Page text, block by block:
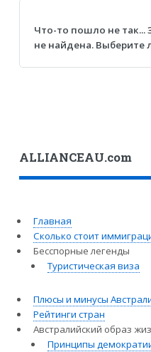
Что-то пошло не так...
не найдена. Выберите
ALLIANCEAU.com
Главная
Сколько стоит
Бесспорные легенды
Туристическая виза
Плюсы и минусы
Рейтинги стран
Австралийский образ
Принципы